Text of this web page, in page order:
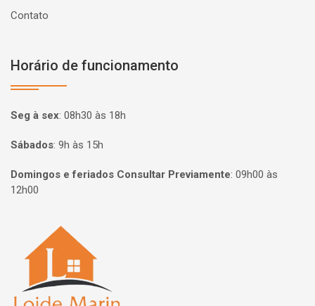
Contato
Horário de funcionamento
Seg à sex: 08h30 às 18h
Sábados: 9h às 15h
Domingos e feriados Consultar Previamente: 09h00 às
12h00
Página inicial